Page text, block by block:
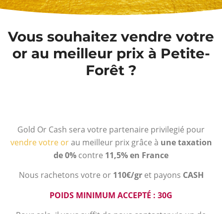
Vous souhaitez vendre votre
or au meilleur prix à Petite-
Forêt ?
Gold Or Cash sera votre partenaire privilegié pour
vendre votre orau meilleur prix grâce à une taxation
de 0% contre 11,5% en France
Nous rachetons votre or 110€/gr et payons CASH
POIDS MINIMUM ACCEPTÉ : 30G